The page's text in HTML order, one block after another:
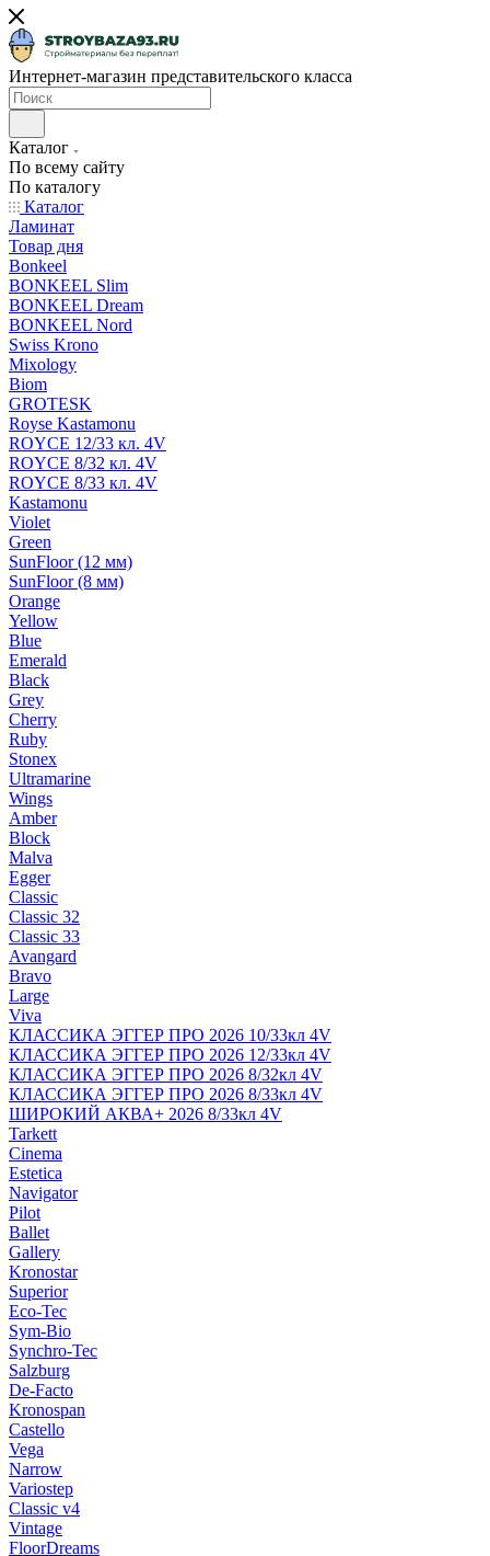
Интернет-магазин представительского класса
Каталог
По всему сайту
По каталогу
Каталог
Ламинат
Товар дня
Bonkeel
BONKEEL Slim
BONKEEL Dream
BONKEEL Nord
Swiss Krono
Mixology
Biom
GROTESK
Royse Kastamonu
ROYCE 12/33 кл. 4V
ROYCE 8/32 кл. 4V
ROYCE 8/33 кл. 4V
Kastamonu
Violet
Green
SunFloor (12 мм)
SunFloor (8 мм)
Orange
Yellow
Blue
Emerald
Black
Grey
Cherry
Ruby
Stonex
Ultramarine
Wings
Amber
Block
Malva
Egger
Classic
Classic 32
Classic 33
Avangard
Bravo
Large
Viva
КЛАССИКА ЭГГЕР ПРО 2026 10/33кл 4V
КЛАССИКА ЭГГЕР ПРО 2026 12/33кл 4V
КЛАССИКА ЭГГЕР ПРО 2026 8/32кл 4V
КЛАССИКА ЭГГЕР ПРО 2026 8/33кл 4V
ШИРОКИЙ АКВА+ 2026 8/33кл 4V
Tarkett
Cinema
Estetica
Navigator
Pilot
Ballet
Gallery
Kronostar
Superior
Eco-Tec
Sym-Bio
Synchro-Tec
Salzburg
De-Facto
Kronospan
Castello
Vega
Narrow
Variostep
Classic v4
Vintage
FloorDreams